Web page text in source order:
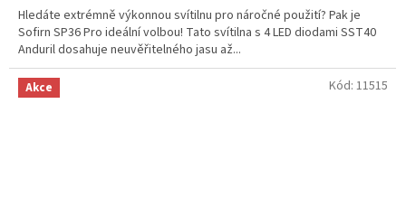
z
5
hvězdiček.
Hledáte extrémně výkonnou svítilnu pro náročné použití? Pak je
Sofirn SP36 Pro ideální volbou! Tato svítilna s 4 LED diodami SST40
Anduril dosahuje neuvěřitelného jasu až...
Akce Kód: 11515